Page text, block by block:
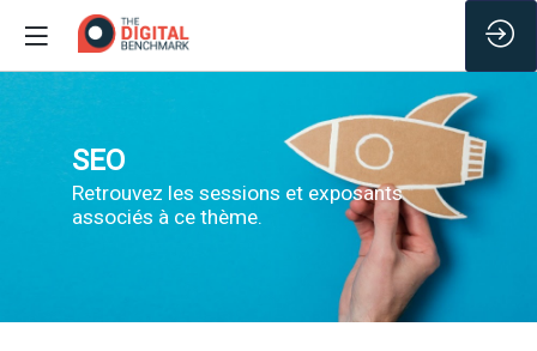
SEO
Retrouvez les sessions et exposants
associés à ce thème.